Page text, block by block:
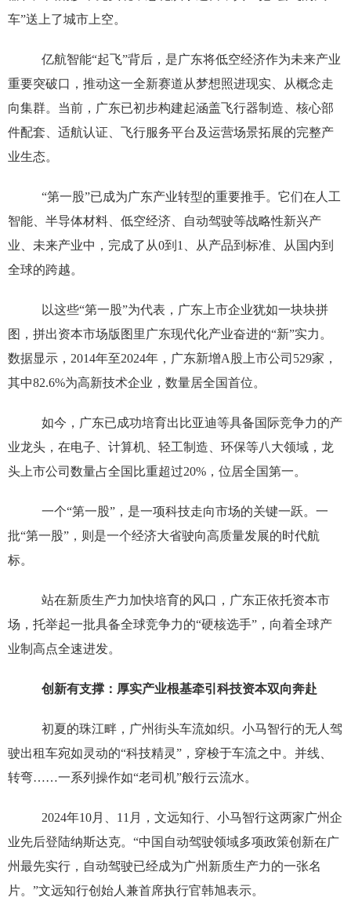
车”送上了城市上空。
亿航智能“起飞”背后，是广东将低空经济作为未来产业
重要突破口，推动这一全新赛道从梦想照进现实、从概念走
向集群。当前，广东已初步构建起涵盖飞行器制造、核心部
件配套、适航认证、飞行服务平台及运营场景拓展的完整产
业生态。
“第一股”已成为广东产业转型的重要推手。它们在人工
智能、半导体材料、低空经济、自动驾驶等战略性新兴产
业、未来产业中，完成了从0到1、从产品到标准、从国内到
全球的跨越。
以这些“第一股”为代表，广东上市企业犹如一块块拼
图，拼出资本市场版图里广东现代化产业奋进的“新”实力。
数据显示，2014年至2024年，广东新增A股上市公司529家，
其中82.6%为高新技术企业，数量居全国首位。
如今，广东已成功培育出比亚迪等具备国际竞争力的产
业龙头，在电子、计算机、轻工制造、环保等八大领域，龙
头上市公司数量占全国比重超过20%，位居全国第一。
一个“第一股”，是一项科技走向市场的关键一跃。一
批“第一股”，则是一个经济大省驶向高质量发展的时代航
标。
站在新质生产力加快培育的风口，广东正依托资本市
场，托举起一批具备全球竞争力的“硬核选手”，向着全球产
业制高点全速进发。
创新有支撑：厚实产业根基牵引科技资本双向奔赴
初夏的珠江畔，广州街头车流如织。小马智行的无人驾
驶出租车宛如灵动的“科技精灵”，穿梭于车流之中。并线、
转弯……一系列操作如“老司机”般行云流水。
2024年10月、11月，文远知行、小马智行这两家广州企
业先后登陆纳斯达克。“中国自动驾驶领域多项政策创新在广
州最先实行，自动驾驶已经成为广州新质生产力的一张名
片。”文远知行创始人兼首席执行官韩旭表示。